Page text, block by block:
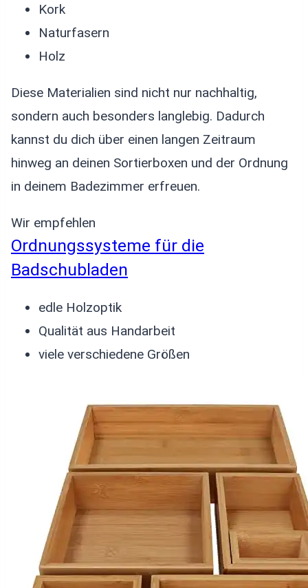
Kork
Naturfasern
Holz
Diese Materialien sind nicht nur nachhaltig,
sondern auch besonders langlebig. Dadurch
kannst du dich über einen langen Zeitraum
hinweg an deinen Sortierboxen und der Ordnung
in deinem Badezimmer erfreuen.
Wir empfehlen
Ordnungssysteme für die
Badschubladen
edle Holzoptik
Qualität aus Handarbeit
viele verschiedene Größen